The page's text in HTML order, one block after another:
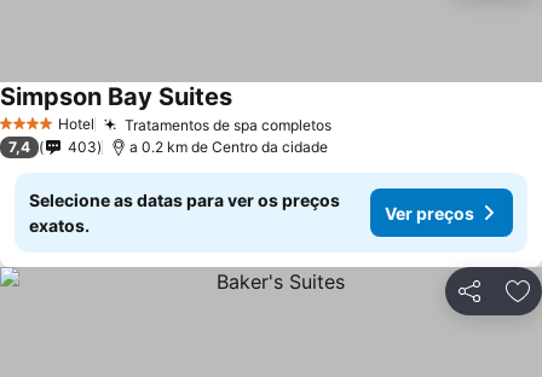
4 EstrelasHotel Tratamentos de spa completos
Simpson Bay Suites
7,4 403 a 0.2 km de Centro da cidade
Selecione as datas para ver os preços
exatos.
Ver preços
Partilhar